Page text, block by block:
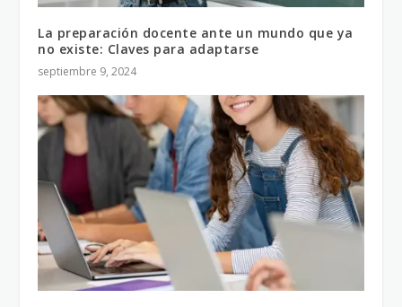
La preparación docente ante un mundo que ya
no existe: Claves para adaptarse
septiembre 9, 2024